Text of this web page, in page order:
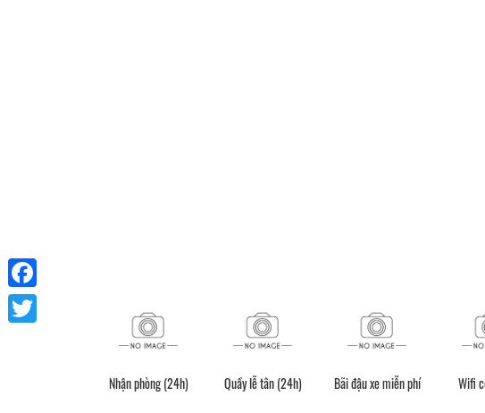
Nhận phòng (24h) Quầy lễ tân (24h) Bãi đậu xe miễn phí Wifi
Facebook